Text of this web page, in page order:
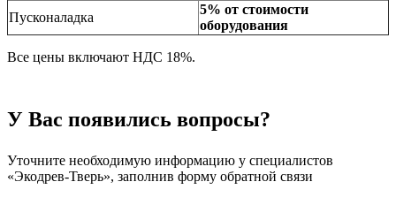
Пусконаладка
5% от стоимости
оборудования
Все цены включают НДС 18%.
У Вас появились вопросы?
Уточните необходимую информацию у специалистов
«Экодрев-Тверь», заполнив форму обратной связи